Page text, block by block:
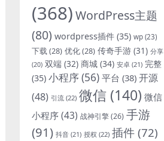
(368)WordPress主题
(80) wordpress插件 (35) wp (23)
下载(28) 优化(28) 传奇手游 (31) 分享
(20) 双端 (32) 商城 (34) 安卓 (21) 完整
(35) 小程序(56) 平台 (38) 开源
(48) 引流 (22) 微信 (140) 微信
小程序(43) 战神引擎(26) 手游
(91) 抖音 (21) 授权 (22) 插件 (72)